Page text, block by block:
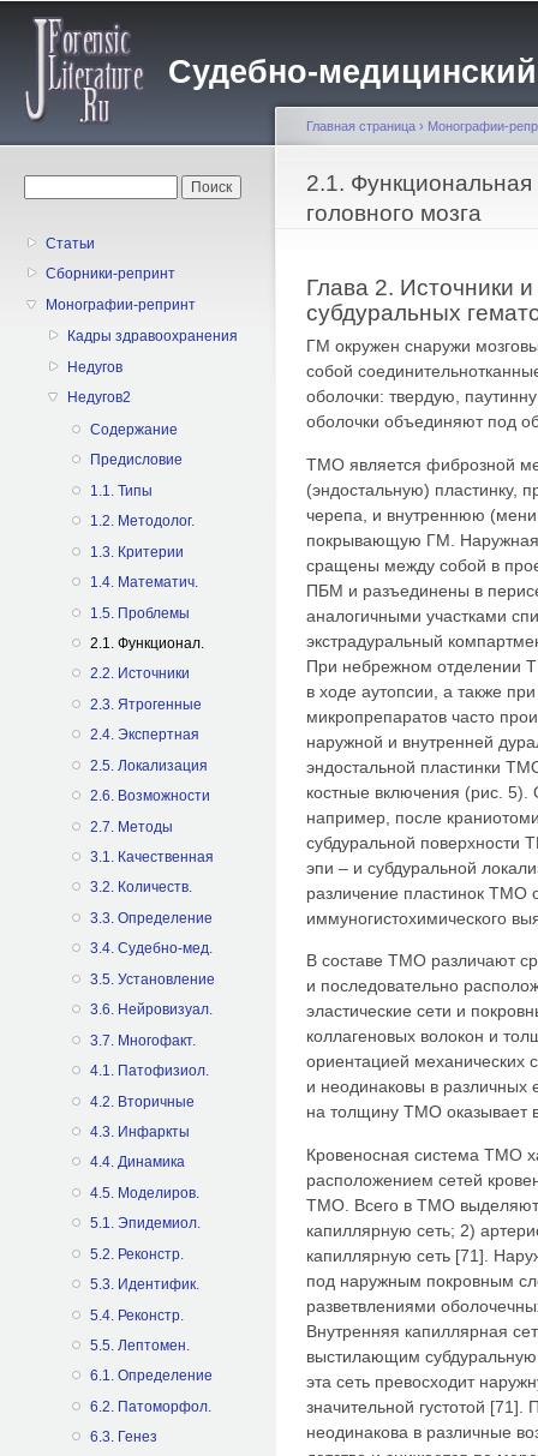
Судебно-
Статьи
Сборники-репринт
Монографии-репринт
Кадры здравоохранения
Недугов
Недугов2
Содержание
Предисловие
1.1. Типы
1.2. Методолог.
1.3. Критерии
1.4. Математич.
1.5. Проблемы
2.1. Функционал.
2.2. Источники
2.3. Ятрогенные
2.4. Экспертная
2.5. Локализация
2.6. Возможности
2.7. Методы
3.1. Качественная
3.2. Количеств.
3.3. Определение
3.4. Судебно-мед.
3.5. Установление
3.6. Нейровизуал.
3.7. Многофакт.
4.1. Патофизиол.
4.2. Вторичные
4.3. Инфаркты
4.4. Динамика
4.5. Mоделиров.
5.1. Эпидемиол.
5.2. Реконстр.
5.3. Идентифик.
5.4. Реконстр.
5.5. Лептомен.
6.1. Определение
6.2. Патоморфол.
6.3. Генез
Вы здесь
Главная страница › Монографии-
2.1.
головного мозга
Глава 2. Источники
субдуральных
ГМ окружен снаружи
собой
оболочки: твердую,
оболочки объединяют под
ТМО является фиброзной
(эндостальную) пластинку,
черепа, и внутреннюю
покрывающую ГМ.
сращены между собой в
ПБМ и разъединены в
аналогичными участками
экстрадуральный
При небрежном отделении
в ходе аутопсии, а также при
микропрепаратов часто
наружной и внутренней
эндостальной пластинки
костные включения (рис. 5).
например, после
субдуральной поверхности
эпи – и субдуральной
различение пластинок ТМО
иммуногистохимического
В составе ТМО различают
и последовательно
эластические сети и
коллагеновых волокон и
ориентацией механических
и неодинаковы в различных
на толщину ТМО оказывает
Кровеносная система ТМО
расположением сетей
ТМО. Всего в ТМО выделяют
капиллярную сеть; 2)
капиллярную сеть [71].
под наружным покровным
разветвлениями
Внутренняя капиллярная
выстилающим
эта сеть превосходит
значительной густотой
неодинакова в различные